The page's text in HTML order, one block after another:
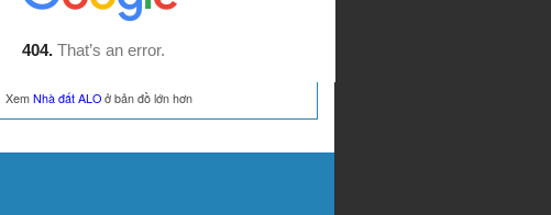
Xem Nhà đất ALO ở bản đồ lớn hơn